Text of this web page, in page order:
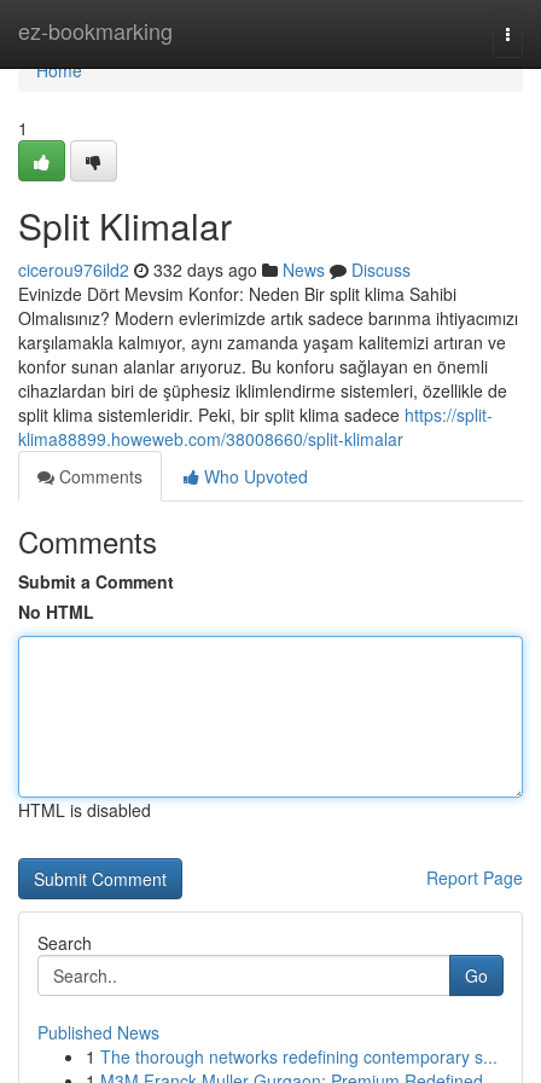
ez-bookmarking
Home
Home
1
Split Klimalar
cicerou976ild2 332 days ago News
Discuss
Evinizde Dört Mevsim Konfor: Neden Bir split klima Sahibi
Olmalısınız? Modern evlerimizde artık sadece barınma ihtiyacımızı
karşılamakla kalmıyor, aynı zamanda yaşam kalitemizi artıran ve
konfor sunan alanlar arıyoruz. Bu konforu sağlayan en önemli
cihazlardan biri de şüphesiz iklimlendirme sistemleri, özellikle de
split klima sistemleridir. Peki, bir split klima sadece https://split-
klima88899.howeweb.com/38008660/split-klimalar
Comments
Who Upvoted
Comments
Submit a Comment
No HTML
HTML is disabled
Report Page
Search
Go
Published News
1 The thorough networks redefining contemporary s...